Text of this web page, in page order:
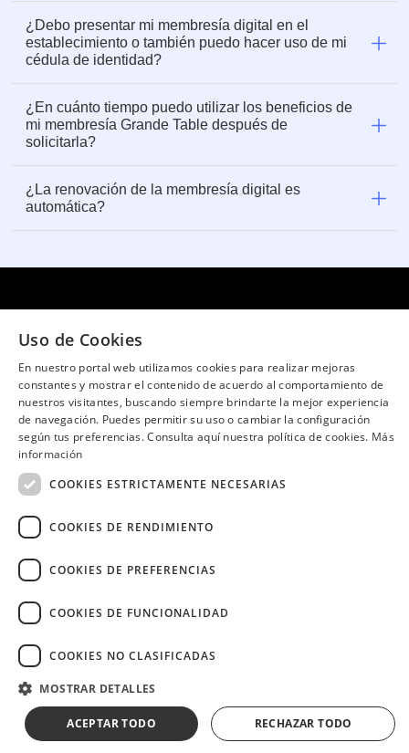
¿Debo presentar mi membresía digital en el
establecimiento o también puedo hacer uso de mi
cédula de identidad?
¿En cuánto tiempo puedo utilizar los beneficios de
mi membresía Grande Table después de
solicitarla?
¿La renovación de la membresía digital es
automática?
SÍGUENOS EN:
Uso de Cookies
En nuestro portal web utilizamos cookies para realizar mejoras
constantes y mostrar el contenido de acuerdo al comportamiento de
nuestros visitantes, buscando siempre brindarte la mejor experiencia
de navegación. Puedes permitir su uso o cambiar la configuración
según tus preferencias. Consulta aquí nuestra política de cookies. Más
información
COOKIES ESTRICTAMENTE NECESARIAS
COOKIES DE RENDIMIENTO
COOKIES DE PREFERENCIAS
COOKIES DE FUNCIONALIDAD
COOKIES NO CLASIFICADAS
MOSTRAR DETALLES
ACEPTAR TODO RECHAZAR TODO